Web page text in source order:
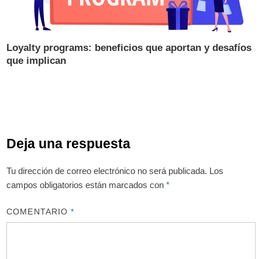
Loyalty programs: beneficios que aportan y desafíos
que implican
Deja una respuesta
Tu dirección de correo electrónico no será publicada. Los
campos obligatorios están marcados con*
COMENTARIO*